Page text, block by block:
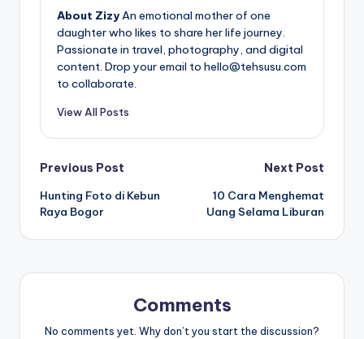
About ZizyAn emotional mother of one
daughter who likes to share her life journey.
Passionate in travel, photography, and digital
content. Drop your email to hello@tehsusu.com
to collaborate.
View All Posts
Post
navigation
Previous Post
Hunting Foto di Kebun
Raya Bogor
Next Post
10 Cara Menghemat
Uang Selama Liburan
Comments
No comments yet. Why don’t you start the discussion?